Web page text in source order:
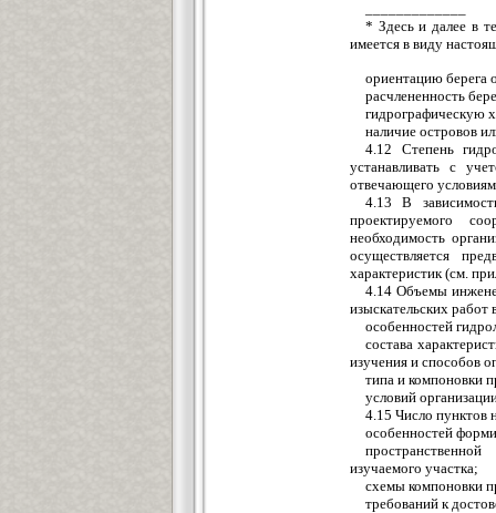
* Здесь и далее в
имеется в виду
ориентацию берега
расчлененность
гидрографическую
наличие островов
4.12 Степень
устанавливать с
отвечающего
4.13 В
проектируемого
необходимость
осуществляется
характеристик (см.
4.14 Объемы
изыскательских работ
особенностей
состава
изучения и способов
типа и компоновки
условий
4.15 Число пунктов
особенностей
изучаемого участка;
схемы компоновки
требований к